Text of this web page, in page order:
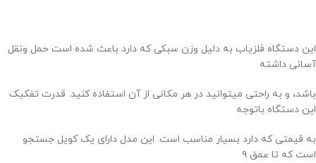
این دستگاه فلزیاب به دلیل وزن سبکی که دارد باعث شده است حمل ونقل
آسانی داشته
باشد، و به راحتی میتوانید در هر مکانی از آن استفاده کنید. قدرت تفکیک
این دستگاه باتوجه
به قیمتی که دارد بسیار مناسب است. این مدل دارای یک کویل جستجو
است که تا عمق ۹